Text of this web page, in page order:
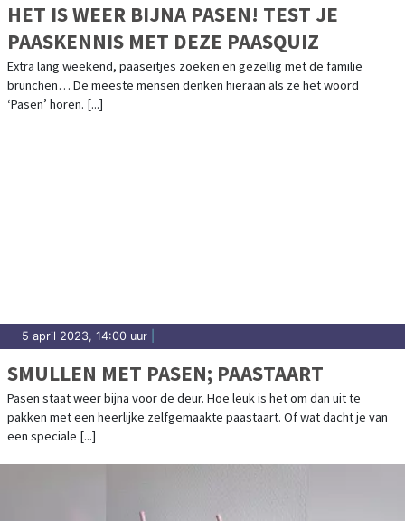
HET IS WEER BIJNA PASEN! TEST JE
PAASKENNIS MET DEZE PAASQUIZ
Extra lang weekend, paaseitjes zoeken en gezellig met de familie
brunchen… De meeste mensen denken hieraan als ze het woord
‘Pasen’ horen. [...]
5 april 2023, 14:00 uur
SMULLEN MET PASEN; PAASTAART
Pasen staat weer bijna voor de deur. Hoe leuk is het om dan uit te
pakken met een heerlijke zelfgemaakte paastaart. Of wat dacht je van
een speciale [...]